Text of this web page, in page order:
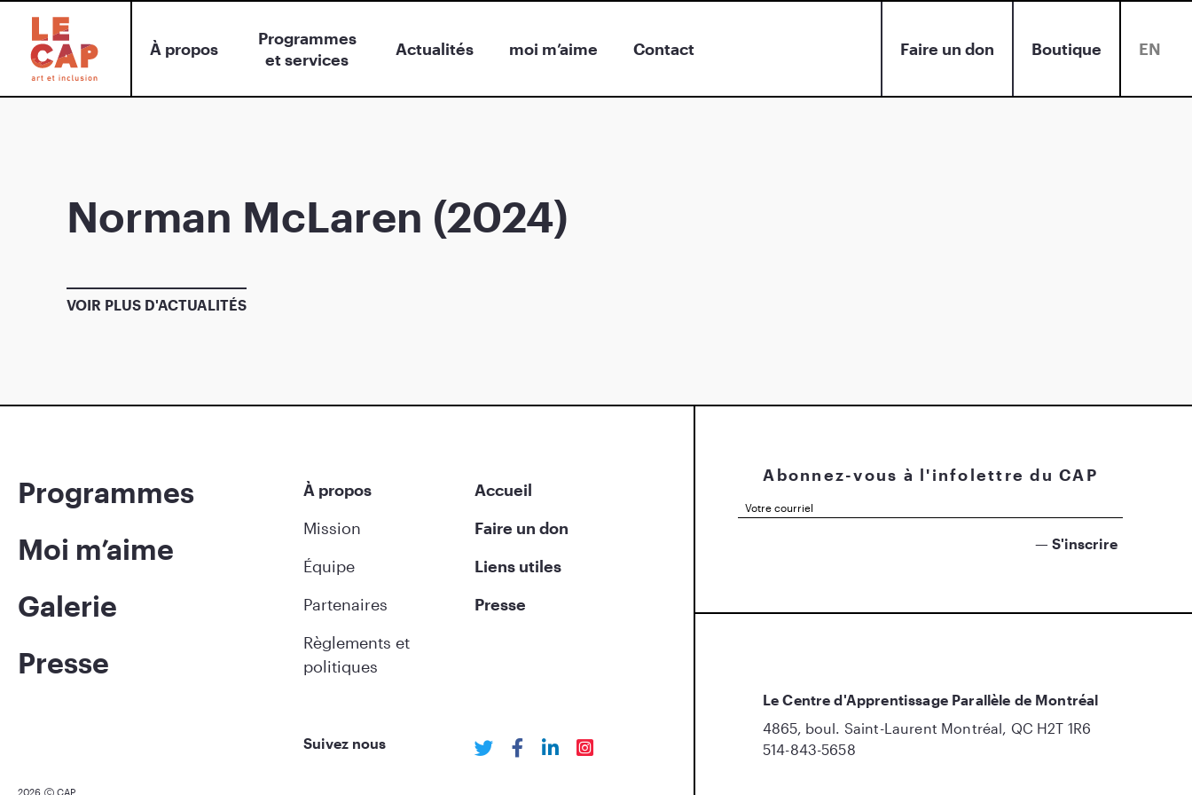
À propos
Programmes
et services
Actualités moi m’aime Contact Faire un don Boutique EN
Norman McLaren (2024)
VOIR PLUS D'ACTUALITÉS
Programmes
Moi m’aime
Galerie
Presse
À propos
Mission
Équipe
Partenaires
Règlements et
politiques
Accueil
Faire un don
Liens utiles
Presse
Suivez nous
2026 CAP
Abonnez-vous à l'infolettre du CAP
Le Centre d'Apprentissage Parallèle de Montréal
4865, boul. Saint-Laurent Montréal, QC H2T 1R6
514-843-5658